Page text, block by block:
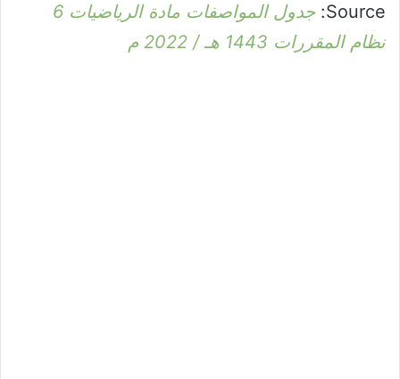
Source:
جدول المواصفات مادة الرياضيات 6
نظام المقررات 1443 هـ / 2022 م